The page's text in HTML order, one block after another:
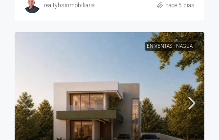
realtyhsinmobiliaria hace 5 días
EN VENTAS NAGUA